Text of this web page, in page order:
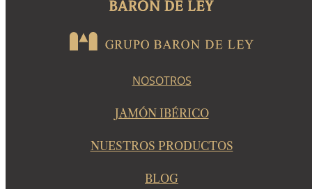
NOSOTROS
JAMÓN IBÉRICO
NUESTROS PRODUCTOS
BLOG